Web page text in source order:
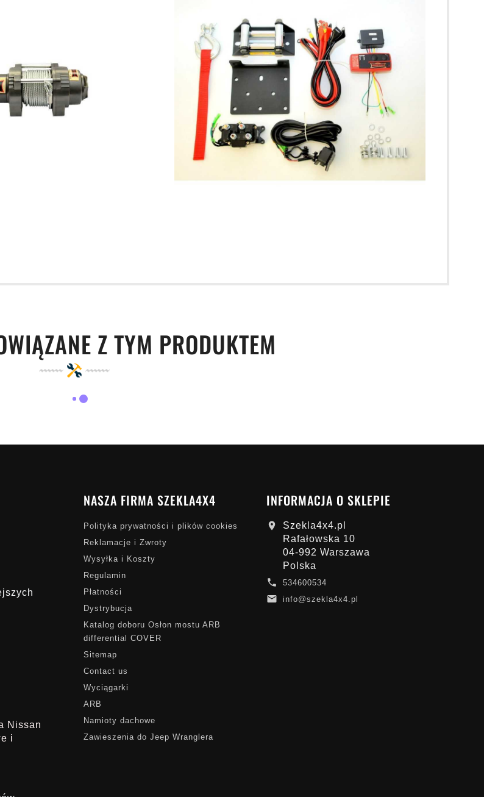
Z TYM PRODUKTEM
Nissan
i
NASZA FIRMA SZEKLA4X4
Polityka prywatności i plików cookies
Reklamacje i Zwroty
Wysyłka i Koszty
Regulamin
Płatności
Dystrybucja
Katalog doboru Osłon mostu ARB
differential COVER
Sitemap
Contact us
Wyciągarki
ARB
Namioty dachowe
Zawieszenia do Jeep Wranglera
INFORMACJA O SKLEPIE

Szekla4x4.pl
Rafałowska 10
04-992 Warszawa
Polska
 534600534
 info@szekla4x4.pl